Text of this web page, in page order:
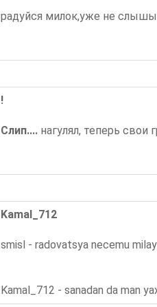
радуйся милок,уже не
!
Слип....нагулял, теперь свои
Kamal_712
smisl - radovatsya necemu
Kamal_712 - sanadan da man